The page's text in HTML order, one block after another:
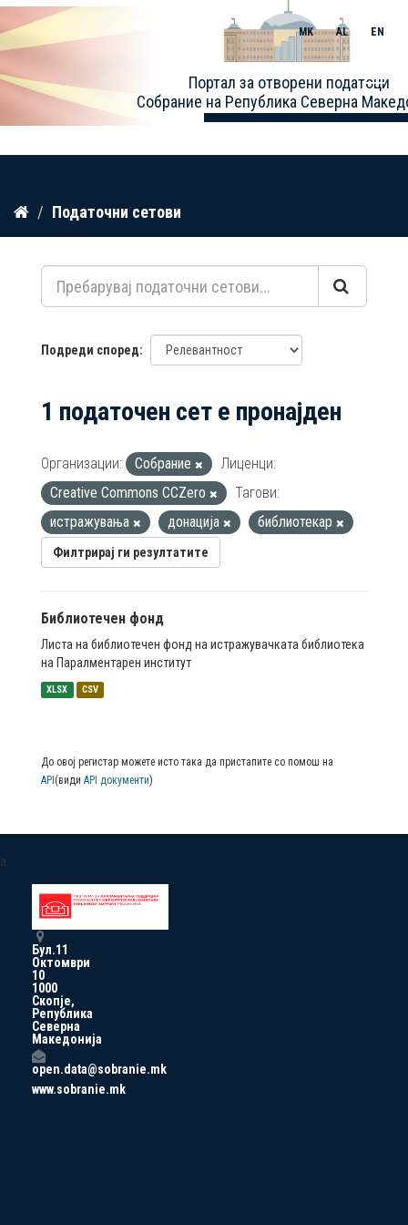
Прескокнете
содржина
Портал за отворени податоци
Собрание на Република Северна
MK AL EN
Toggle
Податочни сетови
Подреди според
1 податочен сет е пронајден
Организации: Собрание
Лиценци:
Creative Commons CCZero
Тагови:
истражувања
донација библиотекар
Филтрирај ги резултатите
Библиотечен фонд
Листа на библиотечен фонд на истражувачката библиотека
на Паралментарен институт
XLSX CSV
До овој регистар можете исто така да пристапите со помош на
API (види API документи)
a
Бул.11
Октомври
10
1000
Скопје,
Република
Северна
Македонија
open.data@sobranie.mk
www.sobranie.mk